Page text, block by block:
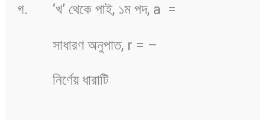
গ. ‘খ’ থেকে পাই, ১ম পদ, a =
সাধারণ অনুপাত, r = –
নির্ণেয় ধারাটি